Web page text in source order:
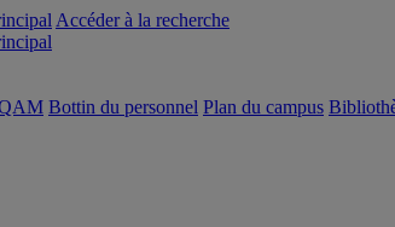
Accéder à la recherche
Bottin du personnel Plan du campus